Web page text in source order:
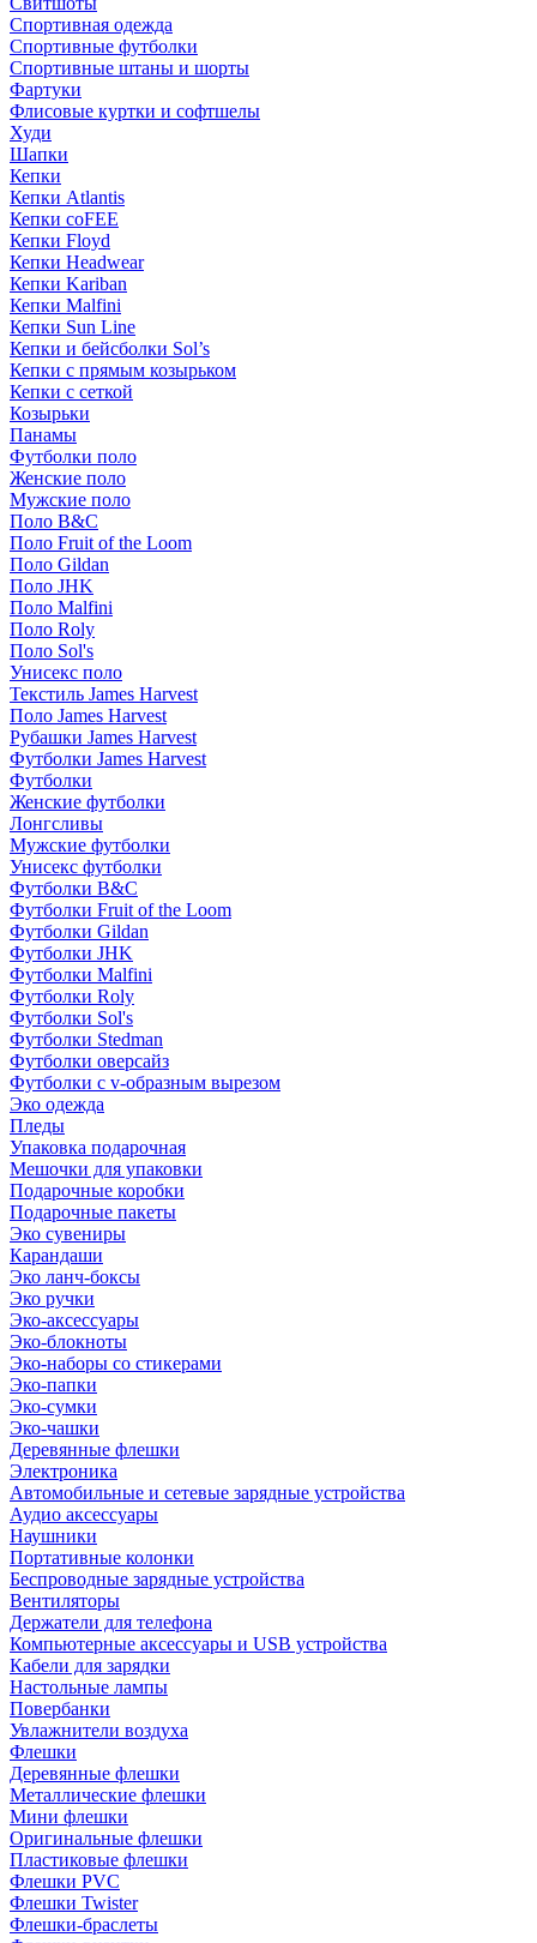
Спортивная одежда
Спортивные футболки
Спортивные штаны и шорты
Фартуки
Флисовые куртки и софтшелы
Худи
Шапки
Кепки
Кепки Atlantis
Кепки coFEE
Кепки Floyd
Кепки Headwear
Кепки Kariban
Кепки Malfini
Кепки Sun Line
Кепки и бейсболки Sol’s
Кепки с прямым козырьком
Кепки с сеткой
Козырьки
Панамы
Футболки поло
Женские поло
Мужские поло
Поло B&C
Поло Fruit of the Loom
Поло Gildan
Поло JHK
Поло Malfini
Поло Roly
Поло Sol's
Унисекс поло
Текстиль James Harvest
Поло James Harvest
Рубашки James Harvest
Футболки James Harvest
Футболки
Женские футболки
Лонгсливы
Мужские футболки
Унисекс футболки
Футболки B&C
Футболки Fruit of the Loom
Футболки Gildan
Футболки JHK
Футболки Malfini
Футболки Roly
Футболки Sol's
Футболки Stedman
Футболки оверсайз
Футболки с v-образным вырезом
Эко одежда
Пледы
Упаковка подарочная
Мешочки для упаковки
Подарочные коробки
Подарочные пакеты
Эко сувениры
Карандаши
Эко ланч-боксы
Эко ручки
Эко-аксессуары
Эко-блокноты
Эко-наборы со стикерами
Эко-папки
Эко-сумки
Эко-чашки
Деревянные флешки
Электроника
Автомобильные и сетевые зарядные устройства
Аудио аксессуары
Наушники
Портативные колонки
Беспроводные зарядные устройства
Вентиляторы
Держатели для телефона
Компьютерные аксессуары и USB устройства
Кабели для зарядки
Настольные лампы
Повербанки
Увлажнители воздуха
Флешки
Деревянные флешки
Металлические флешки
Мини флешки
Оригинальные флешки
Пластиковые флешки
Флешки PVC
Флешки Twister
Флешки-браслеты